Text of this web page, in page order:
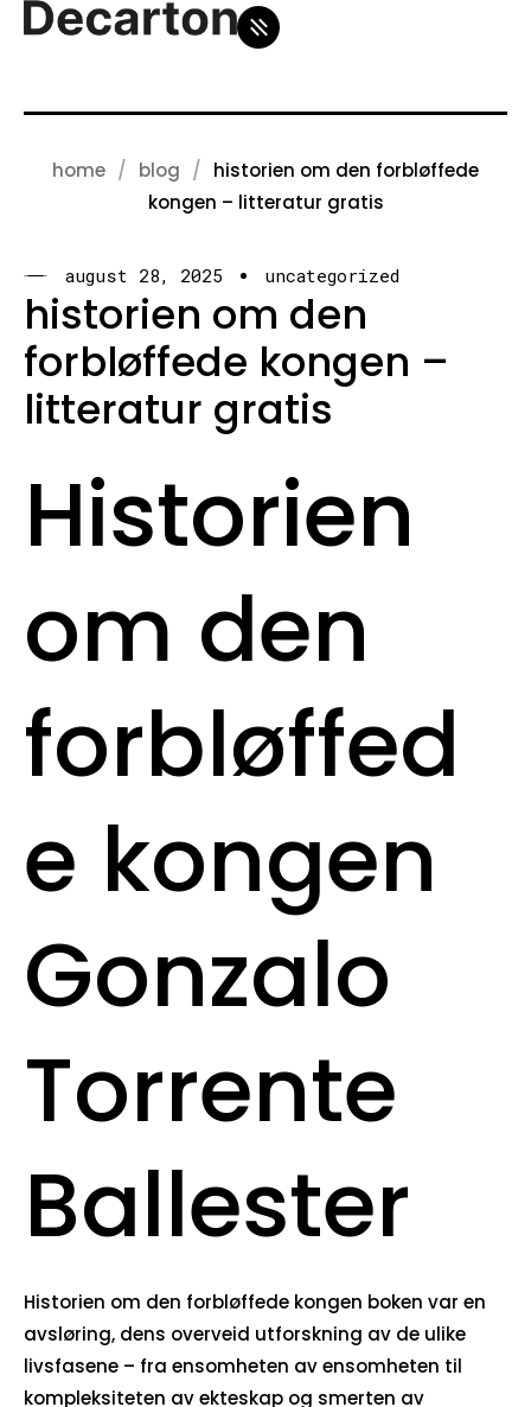
home blog
historien om den forbløffede
kongen – litteratur gratis
august 28, 2025 uncategorized
historien om den
forbløffede kongen –
litteratur gratis
Historien
om den
forbløffed
e kongen
Gonzalo
Torrente
Ballester
Historien om den forbløffede kongen boken var en
avsløring, dens overveid utforskning av de ulike
livsfasene – fra ensomheten av ensomheten til
kompleksiteten av ekteskap og smerten av